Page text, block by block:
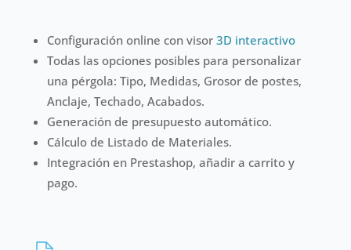
Configuración online con visor 3D interactivo
Todas las opciones posibles para personalizar
una pérgola: Tipo, Medidas, Grosor de postes,
Anclaje, Techado, Acabados.
Generación de presupuesto automático.
Cálculo de Listado de Materiales.
Integración en Prestashop, añadir a carrito y
pago.